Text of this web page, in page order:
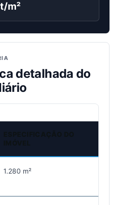
m²
detalhada do
1.280 m²